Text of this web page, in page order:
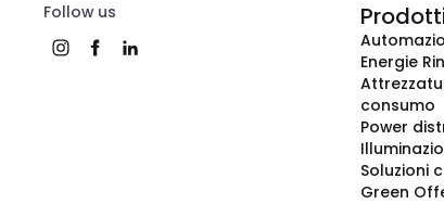
Follow us
Energie
consumo
Power
Soluzioni
Green